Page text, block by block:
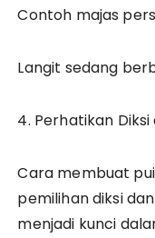
Contoh majas
Langit sedang
4. Perhatikan Diksi
Cara membuat
pemilihan diksi
menjadi kunci